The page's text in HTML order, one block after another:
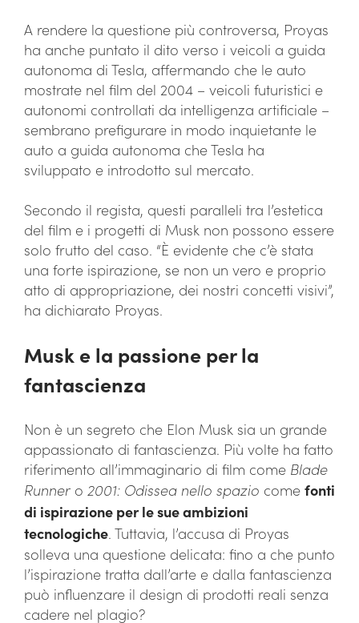
A rendere la questione più controversa, Proyas
ha anche puntato il dito verso i veicoli a guida
autonoma di Tesla, affermando che le auto
mostrate nel film del 2004 – veicoli futuristici e
autonomi controllati da intelligenza artificiale –
sembrano prefigurare in modo inquietante le
auto a guida autonoma che Tesla ha
sviluppato e introdotto sul mercato.
Secondo il regista, questi paralleli tra l’estetica
del film e i progetti di Musk non possono essere
solo frutto del caso. “È evidente che c’è stata
una forte ispirazione, se non un vero e proprio
atto di appropriazione, dei nostri concetti visivi”,
ha dichiarato Proyas.
Musk e la passione per la
fantascienza
Non è un segreto che Elon Musk sia un grande
appassionato di fantascienza. Più volte ha fatto
riferimento all’immaginario di film come Blade
Runner o 2001: Odissea nello spazio come fonti
di ispirazione per le sue ambizioni
tecnologiche. Tuttavia, l’accusa di Proyas
solleva una questione delicata: fino a che punto
l’ispirazione tratta dall’arte e dalla fantascienza
può influenzare il design di prodotti reali senza
cadere nel plagio?